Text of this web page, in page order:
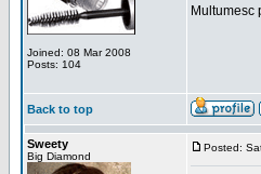
Joined: 08 Mar 2008
Posts: 104
Multumesc
Back to top
Sweety
Big Diamond
Posted: